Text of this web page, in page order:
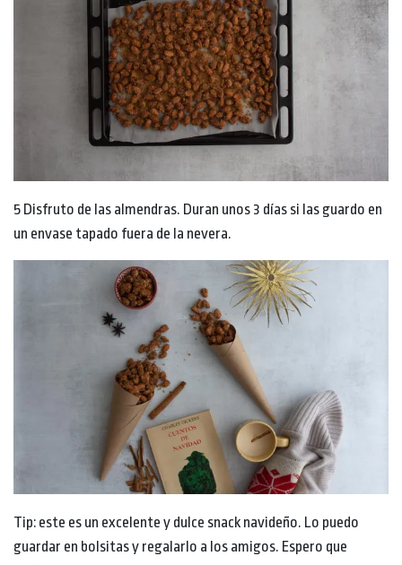
5 Disfruto de las almendras. Duran unos 3 días si las guardo en
un envase tapado fuera de la nevera.
Tip: este es un excelente y dulce snack navideño. Lo puedo
guardar en bolsitas y regalarlo a los amigos. Espero que